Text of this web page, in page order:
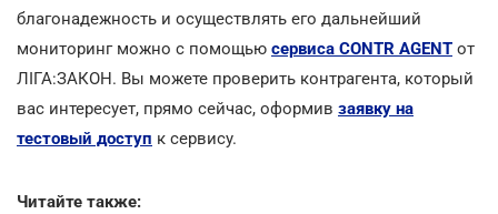
благонадежность и осуществлять его дальнейший
мониторинг можно с помощью сервиса CONTR AGENT от
ЛІГА:ЗАКОН. Вы можете проверить контрагента, который
вас интересует, прямо сейчас, оформив заявку на
тестовый доступ к сервису.
Читайте также: